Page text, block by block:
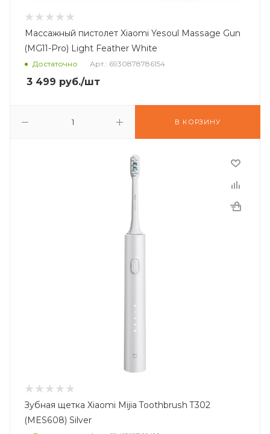
Массажный пистолет Xiaomi Yesoul Massage Gun
(MG11-Pro) Light Feather White
Достаточно Арт.: 6930878786154
3 499 руб./шт
В КОРЗИНУ
Зубная щетка Xiaomi Mijia Toothbrush T302
(MES608) Silver